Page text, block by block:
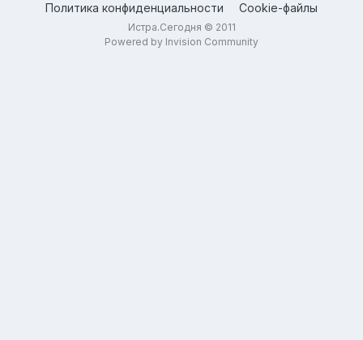
Политика конфиденциальности Cookie-файлы
Истра.Сегодня © 2011
Powered by Invision Community